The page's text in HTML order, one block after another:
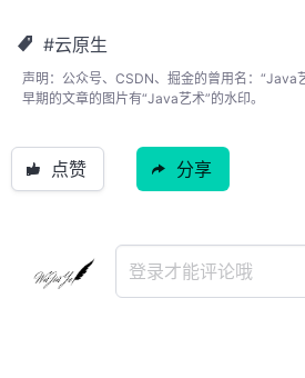
#云原生
声明：公众号、CSDN、掘金的曾用名：“Java
早期的文章的图片有“Java艺术”的水印。
点赞 分享